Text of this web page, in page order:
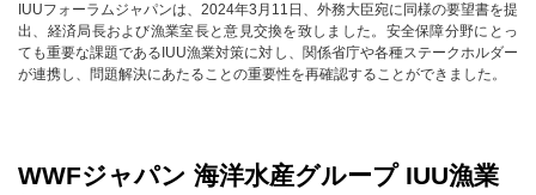
IUUフォーラムジャパンは、2024年3月11日、外務大臣宛に同様の要望書を提
出、経済局長および漁業室長と意見交換を致しました。安全保障分野にとっ
ても重要な課題であるIUU漁業対策に対し、関係省庁や各種ステークホルダー
が連携し、問題解決にあたることの重要性を再確認することができました。
WWFジャパン 海洋水産グループ IUU漁業